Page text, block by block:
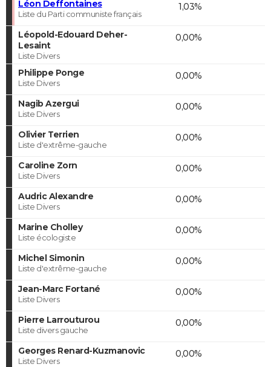
Léon Deffontaines
Liste du Parti communiste français
1,03%
Léopold-Edouard Deher-
Lesaint
Liste Divers
0,00%
Philippe Ponge
Liste Divers
0,00%
Nagib Azergui
Liste Divers
0,00%
Olivier Terrien
Liste d'extrême-gauche
0,00%
Caroline Zorn
Liste Divers
0,00%
Audric Alexandre
Liste Divers
0,00%
Marine Cholley
Liste écologiste
0,00%
Michel Simonin
Liste d'extrême-gauche
0,00%
Jean-Marc Fortané
Liste Divers
0,00%
Pierre Larrouturou
Liste divers gauche
0,00%
Georges Renard-Kuzmanovic
Liste Divers
0,00%